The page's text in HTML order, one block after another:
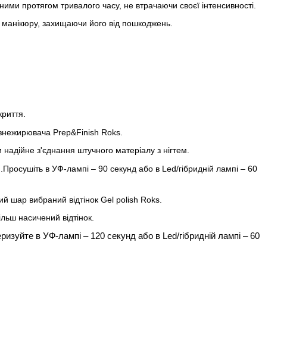
протягом тривалого часу, не втрачаючи своєї інтенсивності.
манікюру, захищаючи його від пошкоджень.
Prep&Finish Roks.
з'єднання штучного матеріалу з нігтем.
в УФ-лампі – 90 секунд або в Led/гібридній лампі – 60
шар вибраний відтінок Gel polish Roks.
насичений відтінок.
в УФ-лампі – 120 секунд або в Led/гібридній лампі – 60